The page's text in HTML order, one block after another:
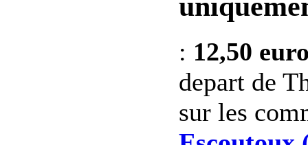
: 12,50
depart de
sur les